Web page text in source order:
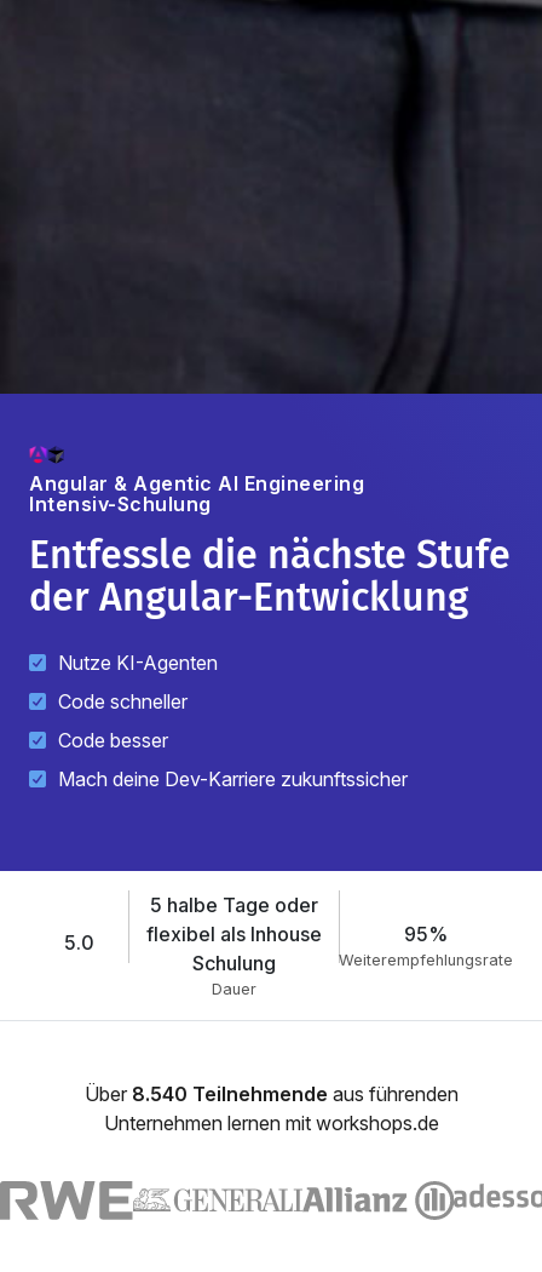
Angular & Agentic AI Engineering
Intensiv-Schulung
Entfessle die nächste Stufe
der Angular-Entwicklung
Nutze KI-Agenten
Code schneller
Code besser
Mach deine Dev-Karriere zukunftssicher
5.0
5 halbe Tage oder
flexibel als Inhouse
Schulung
Dauer
95%
Weiterempfehlungsrate
Über 8.540 Teilnehmende aus führenden
Unternehmen lernen mit workshops.de